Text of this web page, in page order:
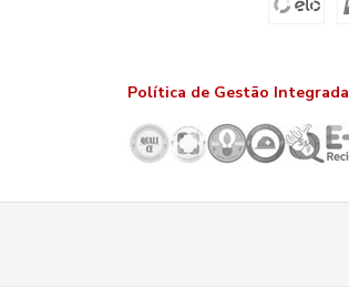
Política de Gestão Integrada